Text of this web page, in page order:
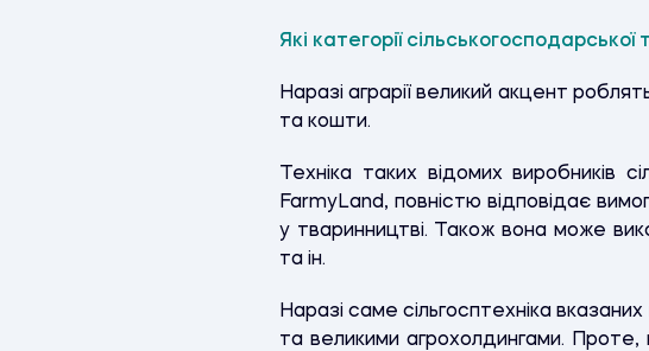
Які категорії
Наразі аграрії великий акцент
та кошти.
Техніка таких відомих виробників
FarmyLand, повністю відповідає
у тваринництві. Також вона може
та ін.
Наразі саме сільгосптехніка
та великими агрохолдингами.